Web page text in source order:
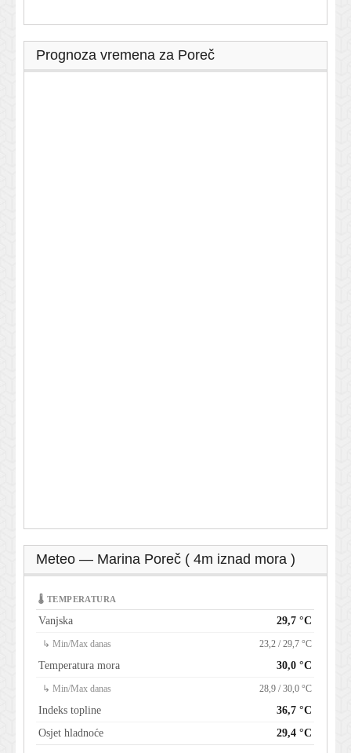
Prognoza vremena za Poreč
Meteo — Marina Poreč ( 4m iznad mora )
🌡 TEMPERATURA
Vanjska 29,7 °C
↳ Min/Max danas 23,2 / 29,7 °C
Temperatura mora 30,0 °C
↳ Min/Max danas 28,9 / 30,0 °C
Indeks topline
36,7 °C
Osjet hladnoće
29,4 °C